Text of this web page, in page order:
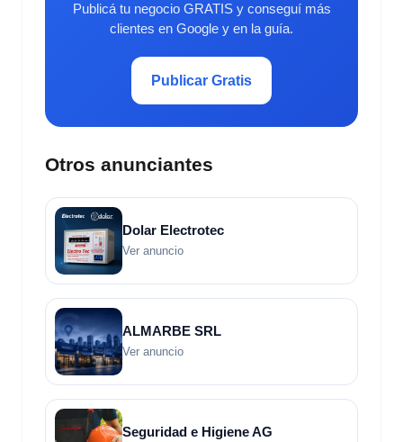
Publicá tu negocio GRATIS y conseguí más
clientes en Google y en la guía.
Publicar Gratis
Otros anunciantes
Dolar Electrotec
Ver anuncio
ALMARBE SRL
Ver anuncio
Seguridad e Higiene AG